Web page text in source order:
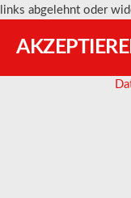
links abgelehnt oder